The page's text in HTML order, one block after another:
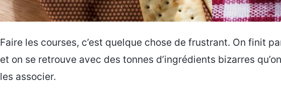
Faire les courses, c’est quelque chose de frustrant. On finit
et on se retrouve avec des tonnes d’ingrédients bizarres
les associer.